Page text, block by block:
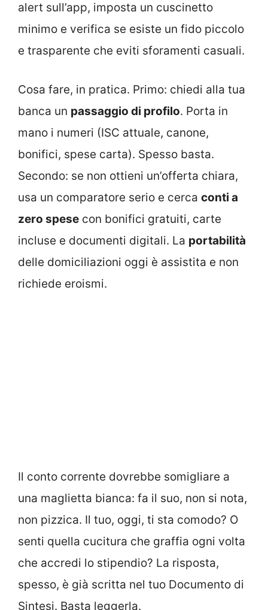
alert sull’app, imposta un cuscinetto
minimo e verifica se esiste un fido piccolo
e trasparente che eviti sforamenti casuali.
Cosa fare, in pratica. Primo: chiedi alla tua
banca un passaggio di profilo. Porta in
mano i numeri (ISC attuale, canone,
bonifici, spese carta). Spesso basta.
Secondo: se non ottieni un’offerta chiara,
usa un comparatore serio e cerca conti a
zero spese con bonifici gratuiti, carte
incluse e documenti digitali. La portabilità
delle domiciliazioni oggi è assistita e non
richiede eroismi.
Il conto corrente dovrebbe somigliare a
una maglietta bianca: fa il suo, non si nota,
non pizzica. Il tuo, oggi, ti sta comodo? O
senti quella cucitura che graffia ogni volta
che accredi lo stipendio? La risposta,
spesso, è già scritta nel tuo Documento di
Sintesi. Basta leggerla.